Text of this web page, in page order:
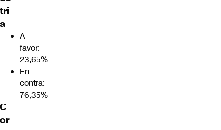
tri
a
A
favor:
23,65%
En
contra:
76,35%
C
or